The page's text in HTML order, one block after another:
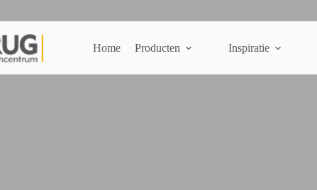
Home Producten Inspiratie